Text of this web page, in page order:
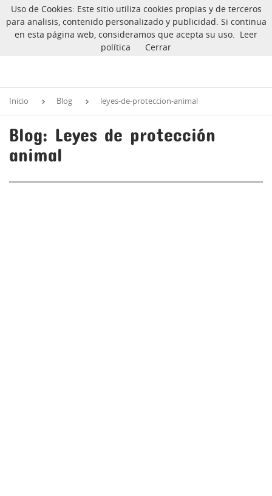
Warning: Undefined array key "ida" in
/var/www/vhosts/carlinosos.com/httpdocs/blog/index.phpon
CarlinoSOS
Inicio Blog leyes-de-proteccion-animal
Blog: Leyes de protección
animal
Uso de Cookies: Este sitio utiliza cookies propias y de terceros
para analisis, contenido personalizado y publicidad. Si continua
en esta página web, consideramos que acepta su uso. Leer
política
Cerrar